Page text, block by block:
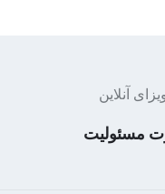
آنلاین
مسئولیت